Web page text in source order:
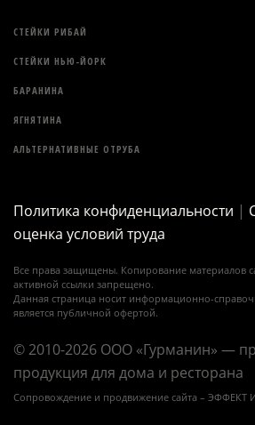
СТЕЙКИ РИБАЙ
СТЕЙКИ НЬЮ-ЙОРК
БАРАНИНА
ЯГНЯТИНА
АЛЬТЕРНАТИВНЫЕ ОТРУБА
Политика конфиденциальности |
оценка условий труда
Все права защищены. Копирование материалов
активной ссылки запрещено.
Данная страница носит информационно-
является публичной офертой.
© 2010-2026 ООО «Гурманин» —
продукция для дома и ресторана
Сопровождение и продвижение сайта – ЭФФЕКТ